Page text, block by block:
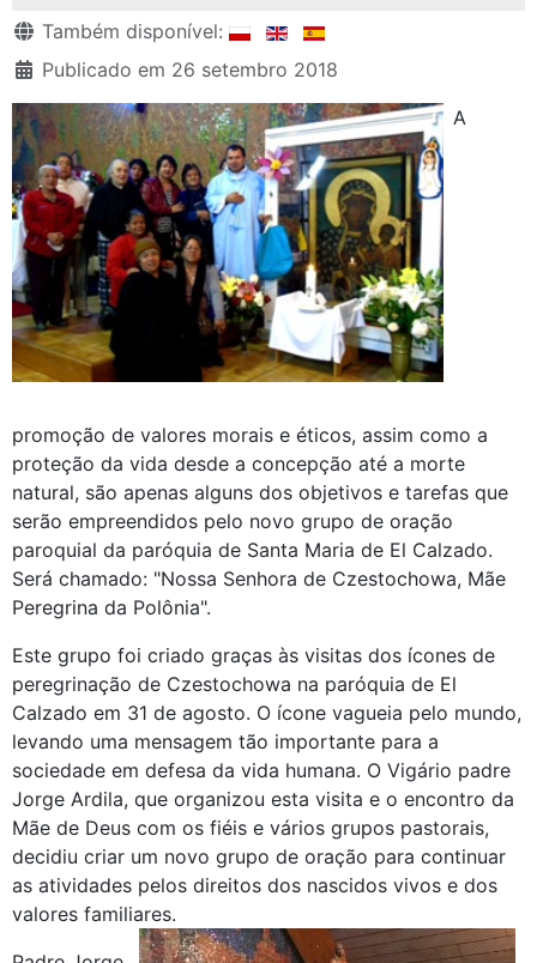
Detalhes
Também disponível:
Publicado em 26 setembro 2018
A
promoção de valores morais e éticos, assim como a
proteção da vida desde a concepção até a morte
natural, são apenas alguns dos objetivos e tarefas que
serão empreendidos pelo novo grupo de oração
paroquial da paróquia de Santa Maria de El Calzado.
Será chamado: "Nossa Senhora de Czestochowa, Mãe
Peregrina da Polônia".
Este grupo foi criado graças às visitas dos ícones de
peregrinação de Czestochowa na paróquia de El
Calzado em 31 de agosto. O ícone vagueia pelo mundo,
levando uma mensagem tão importante para a
sociedade em defesa da vida humana. O Vigário padre
Jorge Ardila, que organizou esta visita e o encontro da
Mãe de Deus com os fiéis e vários grupos pastorais,
decidiu criar um novo grupo de oração para continuar
as atividades pelos direitos dos nascidos vivos e dos
valores familiares.